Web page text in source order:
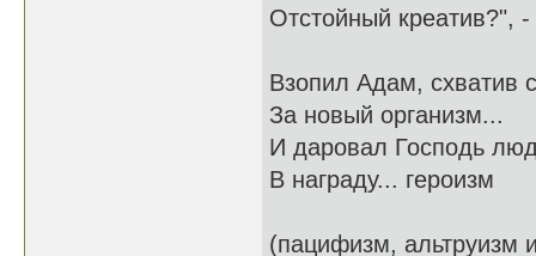
Отстойный креатив?", -
Взопил Адам, схватив
За новый организм...
И даровал Господь
В награду... героизм
(пацифизм, альтруизм